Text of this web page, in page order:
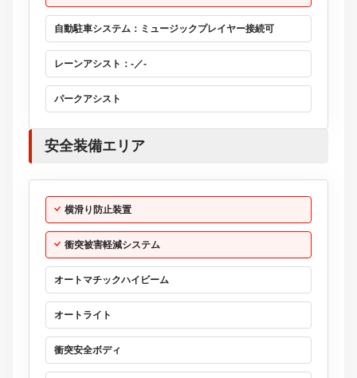
自動駐車システム：ミュージックプレイヤー接続可
レーンアシスト：-／-
パークアシスト
安全装備エリア
横滑り防止装置
衝突被害軽減システム
オートマチックハイビーム
オートライト
衝突安全ボディ